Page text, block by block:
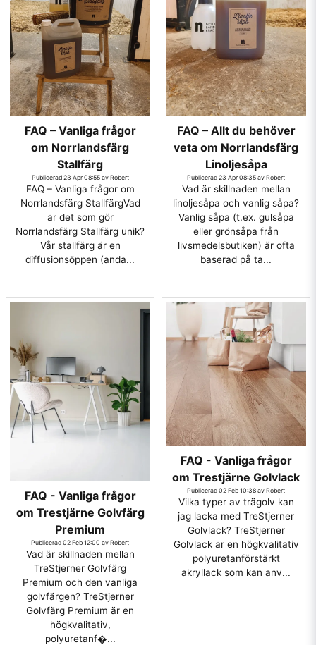
FAQ – Vanliga frågor
om Norrlandsfärg
Stallfärg
Publicerad 23 Apr 08:55 av Robert
FAQ – Vanliga frågor om
Norrlandsfärg StallfärgVad
är det som gör
Norrlandsfärg Stallfärg unik?
Vår stallfärg är en
diffusionsöppen (anda...
FAQ – Allt du behöver
veta om Norrlandsfärg
Linoljesåpa
Publicerad 23 Apr 08:35 av Robert
Vad är skillnaden mellan
linoljesåpa och vanlig såpa?
Vanlig såpa (t.ex. gulsåpa
eller grönsåpa från
livsmedelsbutiken) är ofta
baserad på ta...
FAQ - Vanliga frågor
om Trestjärne Golvfärg
Premium
Publicerad 02 Feb 12:00 av Robert
Vad är skillnaden mellan
TreStjerner Golvfärg
Premium och den vanliga
golvfärgen? TreStjerner
Golvfärg Premium är en
högkvalitativ,
polyuretanf�...
FAQ - Vanliga frågor
om Trestjärne Golvlack
Publicerad 02 Feb 10:38 av Robert
Vilka typer av trägolv kan
jag lacka med TreStjerner
Golvlack? TreStjerner
Golvlack är en högkvalitativ
polyuretanförstärkt
akryllack som kan anv...